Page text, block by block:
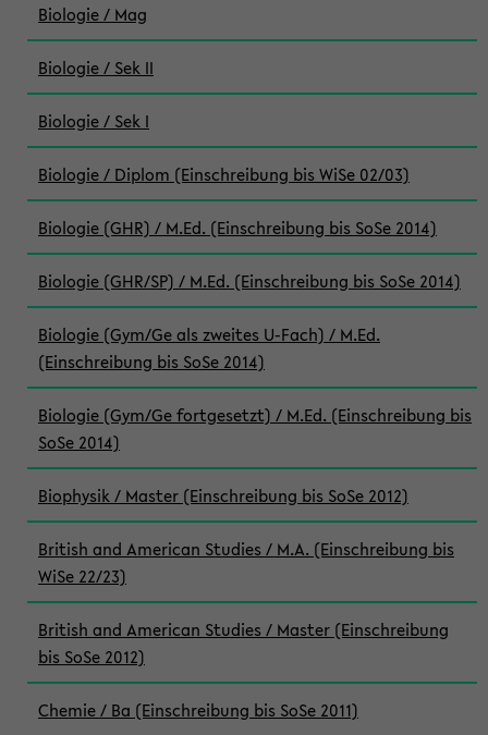
Biologie / Mag
Biologie / Sek II
Biologie / Sek I
Biologie / Diplom (Einschreibung bis WiSe 02/03)
Biologie (GHR) / M.Ed. (Einschreibung bis SoSe 2014)
Biologie (GHR/SP) / M.Ed. (Einschreibung bis SoSe 2014)
Biologie (Gym/Ge als zweites U-Fach) / M.Ed.
(Einschreibung bis SoSe 2014)
Biologie (Gym/Ge fortgesetzt) / M.Ed. (Einschreibung bis
SoSe 2014)
Biophysik / Master (Einschreibung bis SoSe 2012)
British and American Studies / M.A. (Einschreibung bis
WiSe 22/23)
British and American Studies / Master (Einschreibung
bis SoSe 2012)
Chemie / Ba (Einschreibung bis SoSe 2011)